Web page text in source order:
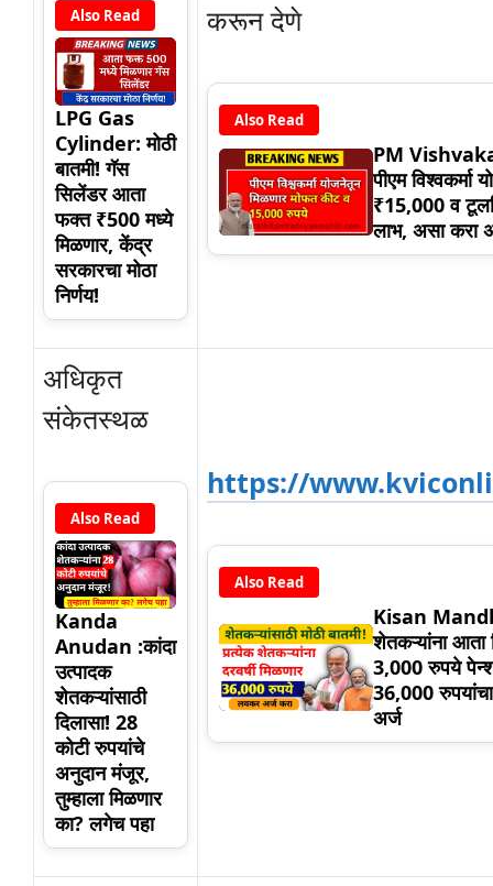
Also Read
LPG Gas
Cylinder: मोठी
बातमी! गॅस
सिलेंडर आता
फक्त ₹500 मध्ये
मिळणार, केंद्र
सरकारचा मोठा
निर्णय!
करून देणे
Also Read
PM
पीएम विश्वकर्मा
₹15,000 व
लाभ, असा करा
अधिकृत
संकेतस्थळ
Also Read
Kanda
Anudan :कांदा
उत्पादक
शेतकऱ्यांसाठी
दिलासा! 28
कोटी रुपयांचे
अनुदान मंजूर,
तुम्हाला मिळणार
का? लगेच पहा
https://
Also Read
Kisan
शेतकऱ्यांना आता
3,000 रुपये
36,000
अर्ज